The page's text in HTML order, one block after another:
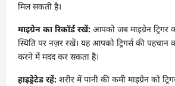
मिल सकती है।
माइग्रेन का रिकॉर्ड रखें: आपको जब माइग्रेन
स्थिति पर नज़र रखें। यह आपको ट्रिगर्स की
करने में मदद कर सकता है।
हाइड्रेटेड रहें: शरीर में पानी की कमी माइग्रेन को